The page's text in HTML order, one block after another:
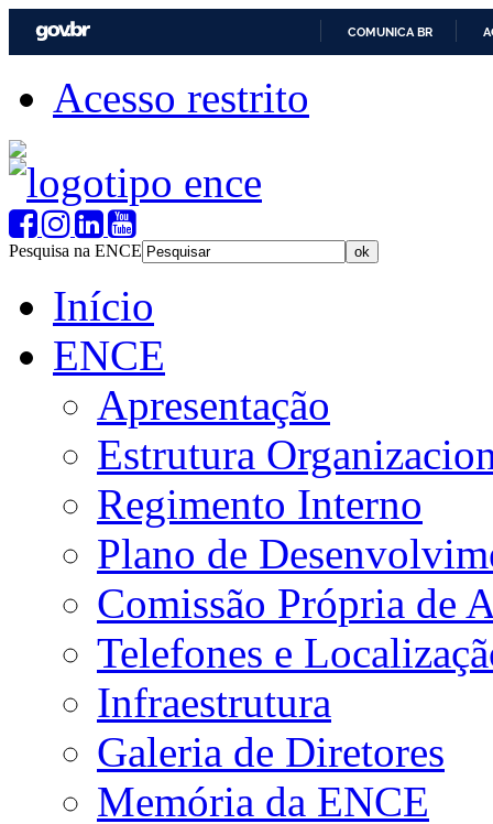
COMUNICA BR
Acesso restrito
Pesquisa na ENCE
Início
ENCE
Apresentação
Estrutura
Regimento Interno
Plano de
Comissão Própria de
Telefones e
Infraestrutura
Galeria de Diretores
Memória da ENCE